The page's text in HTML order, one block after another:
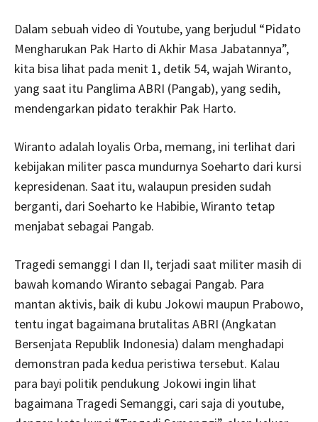
Dalam sebuah video di Youtube, yang berjudul “Pidato
Mengharukan Pak Harto di Akhir Masa Jabatannya”,
kita bisa lihat pada menit 1, detik 54, wajah Wiranto,
yang saat itu Panglima ABRI (Pangab), yang sedih,
mendengarkan pidato terakhir Pak Harto.
Wiranto adalah loyalis Orba, memang, ini terlihat dari
kebijakan militer pasca mundurnya Soeharto dari kursi
kepresidenan. Saat itu, walaupun presiden sudah
berganti, dari Soeharto ke Habibie, Wiranto tetap
menjabat sebagai Pangab.
Tragedi semanggi I dan II, terjadi saat militer masih di
bawah komando Wiranto sebagai Pangab. Para
mantan aktivis, baik di kubu Jokowi maupun Prabowo,
tentu ingat bagaimana brutalitas ABRI (Angkatan
Bersenjata Republik Indonesia) dalam menghadapi
demonstran pada kedua peristiwa tersebut. Kalau
para bayi politik pendukung Jokowi ingin lihat
bagaimana Tragedi Semanggi, cari saja di youtube,